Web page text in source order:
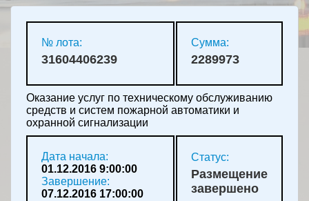
№ лота:
31604406239
Сумма:
2289973
Оказание услуг по техническому обслуживанию
средств и систем пожарной автоматики и
охранной сигнализации
Дата начала:
01.12.2016 9:00:00
Завершение:
07.12.2016 17:00:00
Статус:
Размещение
завершено